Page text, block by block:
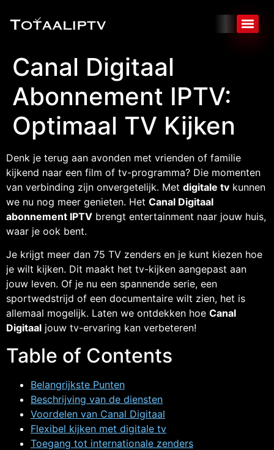
Canal Digitaal
Abonnement IPTV:
Optimaal TV Kijken
Denk je terug aan avonden met vrienden of familie
kijkend naar een film of tv-programma? Die momenten
van verbinding zijn onvergetelijk. Met digitale tv kunnen
we nu nog meer genieten. Het Canal Digitaal
abonnement IPTV brengt entertainment naar jouw huis,
waar je ook bent.
Je krijgt meer dan 75 TV zenders en je kunt kiezen hoe
je wilt kijken. Dit maakt het tv-kijken aangepast aan
jouw leven. Of je nu een spannende serie, een
sportwedstrijd of een documentaire wilt zien, het is
allemaal mogelijk. Laten we ontdekken hoe Canal
Digitaal jouw tv-ervaring kan verbeteren!
Table of Contents
Belangrijkste Punten
Beschrijving van de diensten
Voordelen van Canal Digitaal
Flexibel kijken met digitale tv
Toegang tot internationale zenders